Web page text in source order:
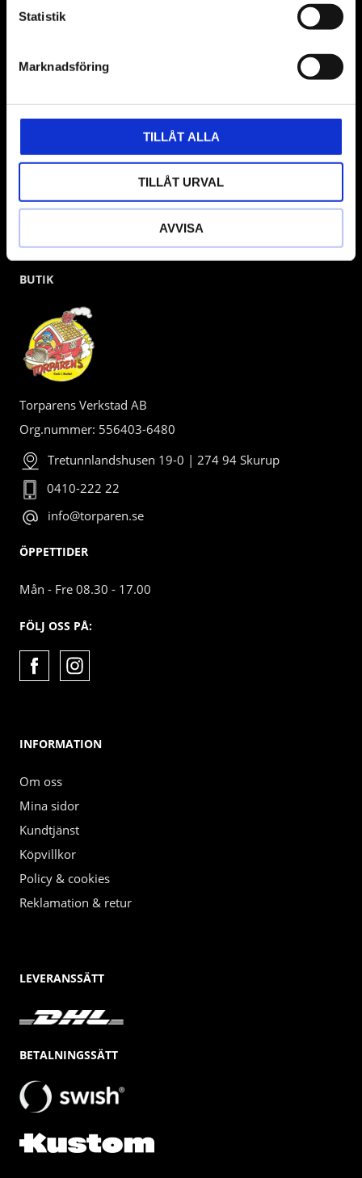
Statistik
Marknadsföring
TILLÅT ALLA
TILLÅT URVAL
AVVISA
Våra främsta leverantörer är KS Tools verktyg, ATH billyftar
& däckmaskiner och Master luftmaskiner. Kontakta oss
gärna om vad som helst då vi gör vårt yttersta för att hjälpa
BUTIK
Torparens Verkstad AB
Org.nummer: 556403-6480
Tretunnlandshusen 19-0 | 274 94 Skurup
0410-222 22
info@torparen.se
ÖPPETTIDER
Mån - Fre 08.30 - 17.00
FÖLJ OSS PÅ:
INFORMATION
Om oss
Mina sidor
Kundtjänst
Köpvillkor
Policy & cookies
Reklamation & retur
LEVERANSSÄTT
BETALNINGSSÄTT